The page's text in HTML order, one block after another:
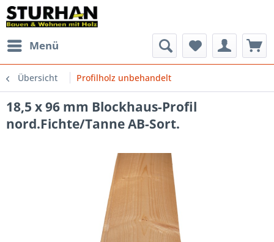
Menü
Übersicht Profilholz unbehandelt
18,5 x 96 mm Blockhaus-Profil
nord.Fichte/Tanne AB-Sort.